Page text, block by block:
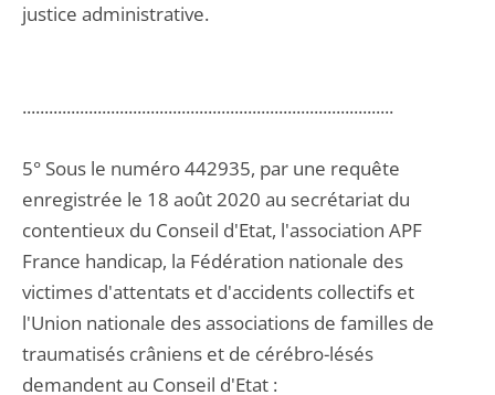
justice administrative.
....................................................................................
5° Sous le numéro 442935, par une requête
enregistrée le 18 août 2020 au secrétariat du
contentieux du Conseil d'Etat, l'association APF
France handicap, la Fédération nationale des
victimes d'attentats et d'accidents collectifs et
l'Union nationale des associations de familles de
traumatisés crâniens et de cérébro-lésés
demandent au Conseil d'Etat :